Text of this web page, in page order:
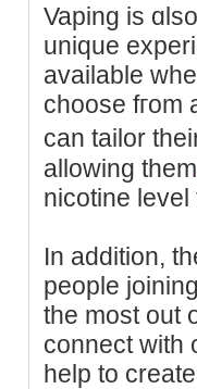
Vaping iѕ
unique
аvailable
choose fгom
can tailor
allowing tһem
nicotine level
In additіon,
people
the most out
connect
help to